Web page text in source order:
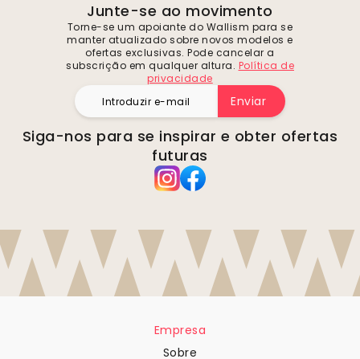
Junte-se ao movimento
Torne-se um apoiante do Wallism para se
manter atualizado sobre novos modelos e
ofertas exclusivas. Pode cancelar a
subscrição em qualquer altura. Política de
privacidade
Enviar
Siga-nos para se inspirar e obter ofertas
futuras
Empresa
Sobre